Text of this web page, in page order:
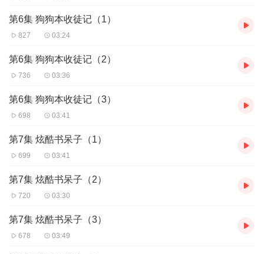
亲密关系并不能单靠一些问题的答案来衡量。爱情的核心在
于彼此的信任、理解和支持，而不是在游戏中的胜负和分数
上。
他们最终明白，感情的深度早已在平日的陪伴和包容中得到
第6集 狗狗本收徒记（1）
827 03:24
第6集 狗狗本收徒记（2）
736 03:36
第6集 狗狗本收徒记（3）
698 03:41
第7集 炫酷书呆子（1）
699 03:41
第7集 炫酷书呆子（2）
720 03:30
第7集 炫酷书呆子（3）
678 03:49